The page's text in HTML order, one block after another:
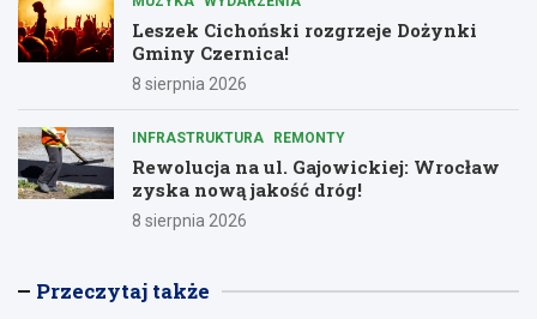
Leszek Cichoński rozgrzeje Dożynki
Gminy Czernica!
8 sierpnia 2026
INFRASTRUKTURA REMONTY
Rewolucja na ul. Gajowickiej: Wrocław
zyska nową jakość dróg!
8 sierpnia 2026
Przeczytaj także